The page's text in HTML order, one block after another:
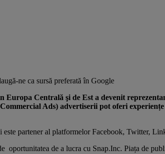
ne ca sursă preferată în Google
Europa Centrală şi de Est a devenit
Ads) advertiserii pot oferi
este partener al platformelor Facebook, Twitter,
oportunitatea de a lucra cu Snap.Inc. Piața de